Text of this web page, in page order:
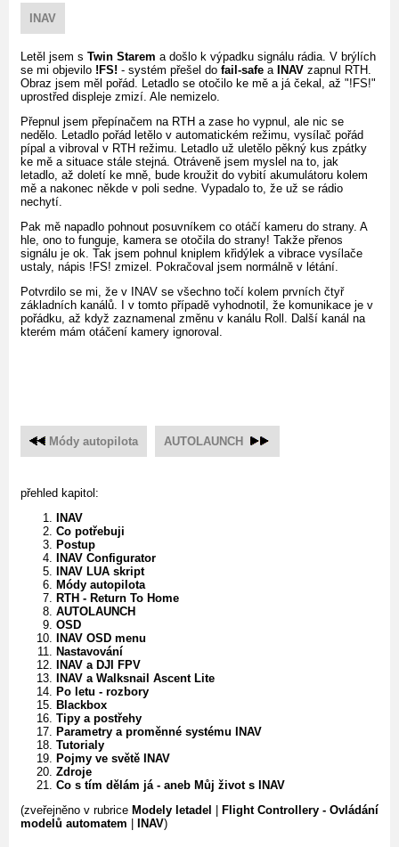
INAV
Letěl jsem s Twin Starem a došlo k výpadku signálu rádia. V brýlích
se mi objevilo !FS! - systém přešel do fail-safe a INAV zapnul RTH.
Obraz jsem měl pořád. Letadlo se otočilo ke mě a já čekal, až "!FS!"
uprostřed displeje zmizí. Ale nemizelo.
Přepnul jsem přepínačem na RTH a zase ho vypnul, ale nic se
nedělo. Letadlo pořád letělo v automatickém režimu, vysílač pořád
pípal a vibroval v RTH režimu. Letadlo už uletělo pěkný kus zpátky
ke mě a situace stále stejná. Otráveně jsem myslel na to, jak
letadlo, až doletí ke mně, bude kroužit do vybití akumulátoru kolem
mě a nakonec někde v poli sedne. Vypadalo to, že už se rádio
nechytí.
Pak mě napadlo pohnout posuvníkem co otáčí kameru do strany. A
hle, ono to funguje, kamera se otočila do strany! Takže přenos
signálu je ok. Tak jsem pohnul kniplem křidýlek a vibrace vysílače
ustaly, nápis !FS! zmizel. Pokračoval jsem normálně v létání.
Potvrdilo se mi, že v INAV se všechno točí kolem prvních čtyř
základních kanálů. I v tomto případě vyhodnotil, že komunikace je v
pořádku, až když zaznamenal změnu v kanálu Roll. Další kanál na
kterém mám otáčení kamery ignoroval.
Módy autopilota AUTOLAUNCH
přehled kapitol:
INAV
Co potřebuji
Postup
INAV Configurator
INAV LUA skript
Módy autopilota
RTH - Return To Home
AUTOLAUNCH
OSD
INAV OSD menu
Nastavování
INAV a DJI FPV
INAV a Walksnail Ascent Lite
Po letu - rozbory
Blackbox
Tipy a postřehy
Parametry a proměnné systému INAV
Tutorialy
Pojmy ve světě INAV
Zdroje
Co s tím dělám já - aneb Můj život s INAV
(zveřejněno v rubrice Modely letadel | Flight Controllery - Ovládání
modelů automatem | INAV)